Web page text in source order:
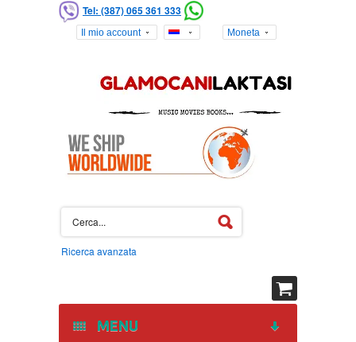
Tel: (387) 065 361 333
Il mio account Moneta
Ricerca avanzata
MENU